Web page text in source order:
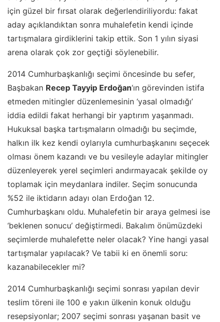
için güzel bir fırsat olarak değerlendiriliyordu: fakat
aday açıklandıktan sonra muhalefetin kendi içinde
tartışmalara girdiklerini takip ettik. Son 1 yılın siyasi
arena olarak çok zor geçtiği söylenebilir.
2014 Cumhurbaşkanlığı seçimi öncesinde bu sefer,
Başbakan Recep Tayyip Erdoğan‘ın görevinden istifa
etmeden mitingler düzenlemesinin ‘yasal olmadığı’
iddia edildi fakat herhangi bir yaptırım yaşanmadı.
Hukuksal başka tartışmaların olmadığı bu seçimde,
halkın ilk kez kendi oylarıyla cumhurbaşkanını seçecek
olması önem kazandı ve bu vesileyle adaylar mitingler
düzenleyerek yerel seçimleri andırmayacak şekilde oy
toplamak için meydanlara indiler. Seçim sonucunda
%52 ile iktidarın adayı olan Erdoğan 12.
Cumhurbaşkanı oldu. Muhalefetin bir araya gelmesi ise
‘beklenen sonucu’ değiştirmedi. Bakalım önümüzdeki
seçimlerde muhalefette neler olacak? Yine hangi yasal
tartışmalar yapılacak? Ve tabii ki en önemli soru:
kazanabilecekler mi?
2014 Cumhurbaşkanlığı seçimi sonrası yapılan devir
teslim töreni ile 100 e yakın ülkenin konuk olduğu
resepsiyonlar; 2007 seçimi sonrası yaşanan basit ve